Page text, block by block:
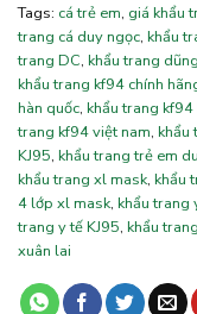
Tags: cá trẻ em, giá khẩu
trang cá duy ngọc, khẩu
trang DC, khẩu trang
khẩu trang kf94 chính
hàn quốc, khẩu trang
trang kf94 việt nam, khẩu
KJ95, khẩu trang trẻ em
khẩu trang xl mask, khẩu
4 lớp xl mask, khẩu trang
trang y tế KJ95, khẩu
xuân lai